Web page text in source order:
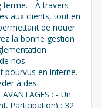
- À travers
aux clients, tout en
de nouer
la bonne gestion
nos
pourvus en interne.
à des
: - Un
Participation) : 32